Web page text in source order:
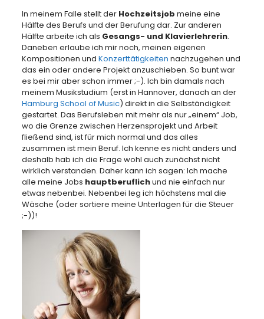
In meinem Falle stellt der Hochzeitsjob meine eine
Hälfte des Berufs und der Berufung dar. Zur anderen
Hälfte arbeite ich als Gesangs- und Klavierlehrerin.
Daneben erlaube ich mir noch, meinen eigenen
Kompositionen und Konzerttätigkeiten nachzugehen und
das ein oder andere Projekt anzuschieben. So bunt war
es bei mir aber schon immer ;-). Ich bin damals nach
meinem Musikstudium (erst in Hannover, danach an der
Hamburg School of Music) direkt in die Selbständigkeit
gestartet. Das Berufsleben mit mehr als nur „einem“ Job,
wo die Grenze zwischen Herzensprojekt und Arbeit
fließend sind, ist für mich normal und das alles
zusammen ist mein Beruf. Ich kenne es nicht anders und
deshalb hab ich die Frage wohl auch zunächst nicht
wirklich verstanden. Daher kann ich sagen: Ich mache
alle meine Jobs hauptberuflichund nie einfach nur
etwas nebenbei. Nebenbei leg ich höchstens mal die
Wäsche (oder sortiere meine Unterlagen für die Steuer
;-))!